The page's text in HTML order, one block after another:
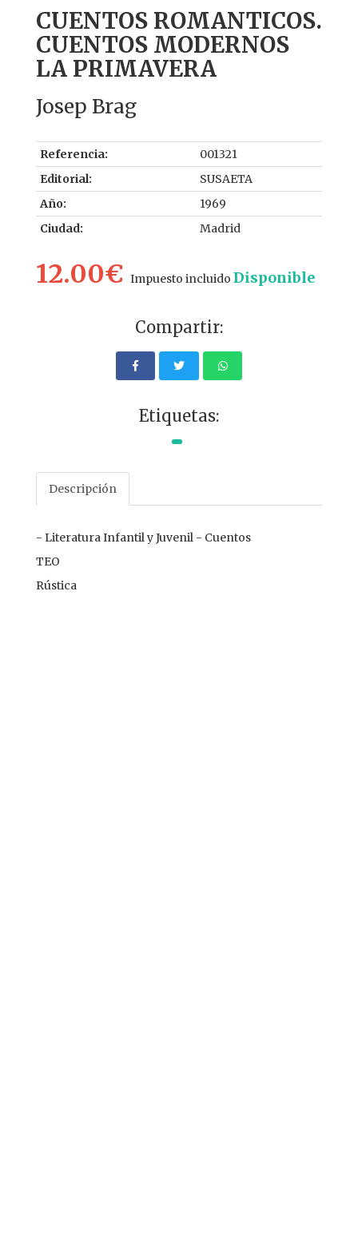
CUENTOS ROMANTICOS.
CUENTOS MODERNOS
LA PRIMAVERA
Josep Brag
Referencia:
001321
Editorial:
SUSAETA
Año:
1969
Ciudad:
Madrid
12.00€ Impuesto incluido Disponible
Compartir:
Etiquetas:
Descripción
- Literatura Infantil y Juvenil - Cuentos
TEO
Rústica